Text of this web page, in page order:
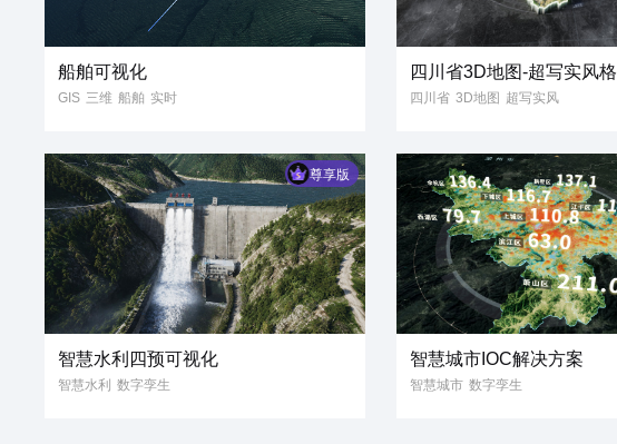
船舶可视化
GIS 三维 船舶 实时
智慧港口 数字航运
四川省3D地图-超写实风格
四川省 3D地图 超写实风
尊享版
智慧水利四预可视化
智慧水利 数字孪生
智慧城市IOC解决方案
智慧城市 数字孪生